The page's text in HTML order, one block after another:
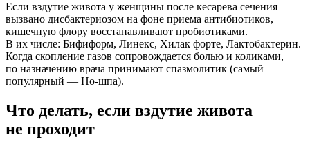
Если вздутие живота у женщины после кесарева сечения
вызвано дисбактериозом на фоне приема антибиотиков,
кишечную флору восстанавливают пробиотиками.
В их числе: Бифиформ, Линекс, Хилак форте, Лактобактерин.
Когда скопление газов сопровождается болью и коликами,
по назначению врача принимают спазмолитик (самый
популярный — Но-шпа).
Что делать, если вздутие живота
не проходит